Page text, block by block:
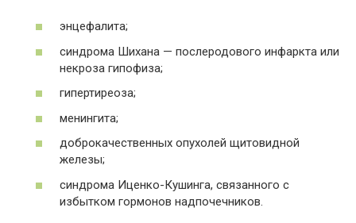
энцефалита;
синдрома Шихана — послеродового инфаркта или
некроза гипофиза;
гипертиреоза;
менингита;
доброкачественных опухолей щитовидной
железы;
синдрома Иценко-Кушинга, связанного с
избытком гормонов надпочечников.